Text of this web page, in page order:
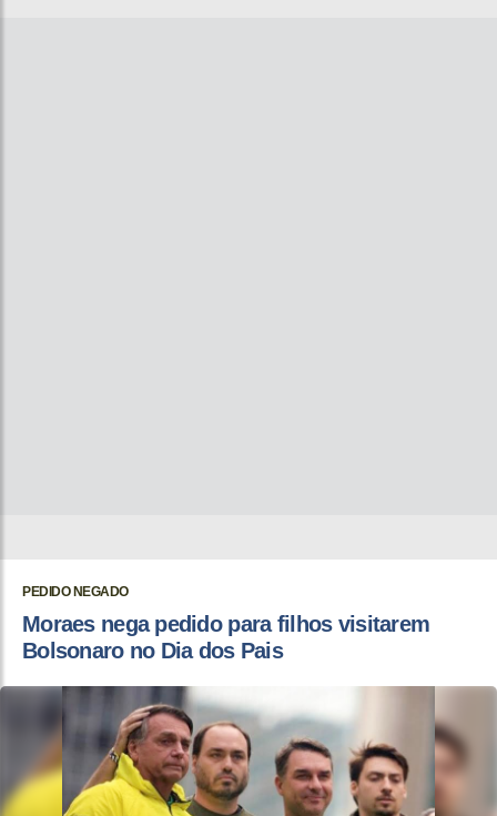
PEDIDO NEGADO
Moraes nega pedido para filhos visitarem
Bolsonaro no Dia dos Pais